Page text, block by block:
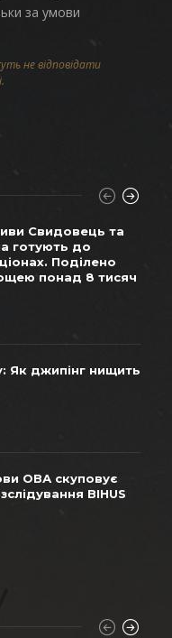
за умови
не відповідати
Свидовець та
готують до
Поділено
понад 8 тисяч
Як джипінг нищить
ОВА скуповує
BIHUS